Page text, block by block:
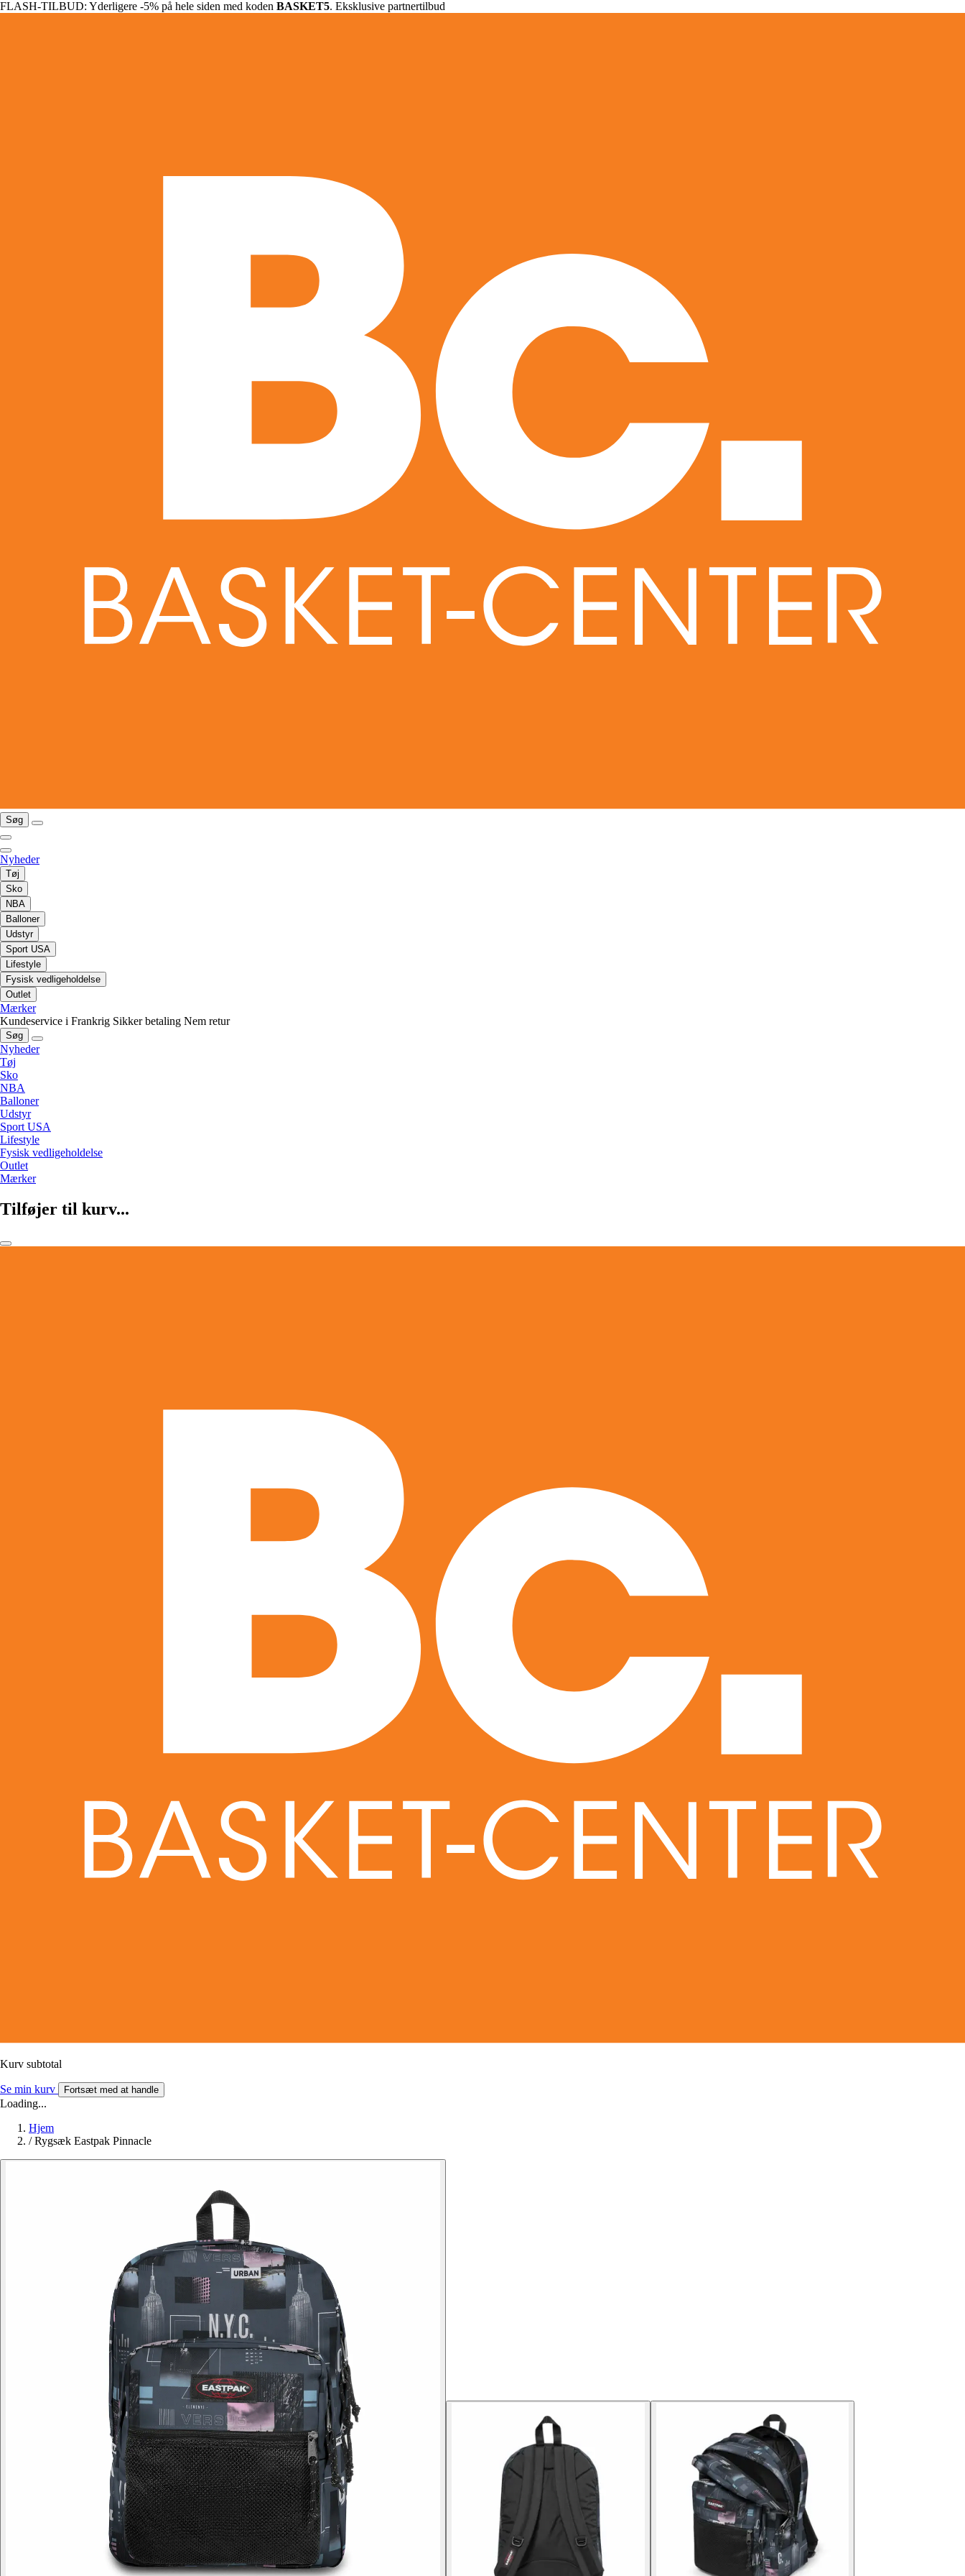
FLASH-TILBUD: Yderligere -5% på hele siden med koden BASKET5. Eksklusive partnertilbud
Søg
Nyheder
Tøj
Sko
NBA
Balloner
Udstyr
Sport USA
Lifestyle
Fysisk vedligeholdelse
Outlet
Mærker
Kundeservice i Frankrig Sikker betaling Nem retur
Søg
Nyheder
Tøj
Sko
NBA
Balloner
Udstyr
Sport USA
Lifestyle
Fysisk vedligeholdelse
Outlet
Mærker
Tilføjer til kurv...
Kurv subtotal
Se min kurv Fortsæt med at handle
Loading...
Hjem
/ Rygsæk Eastpak Pinnacle